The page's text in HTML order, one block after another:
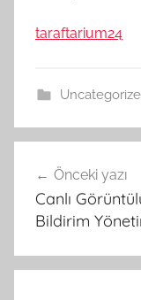
taraftarium24
gezinmesi
Önceki yazı
Canlı
Bildirim